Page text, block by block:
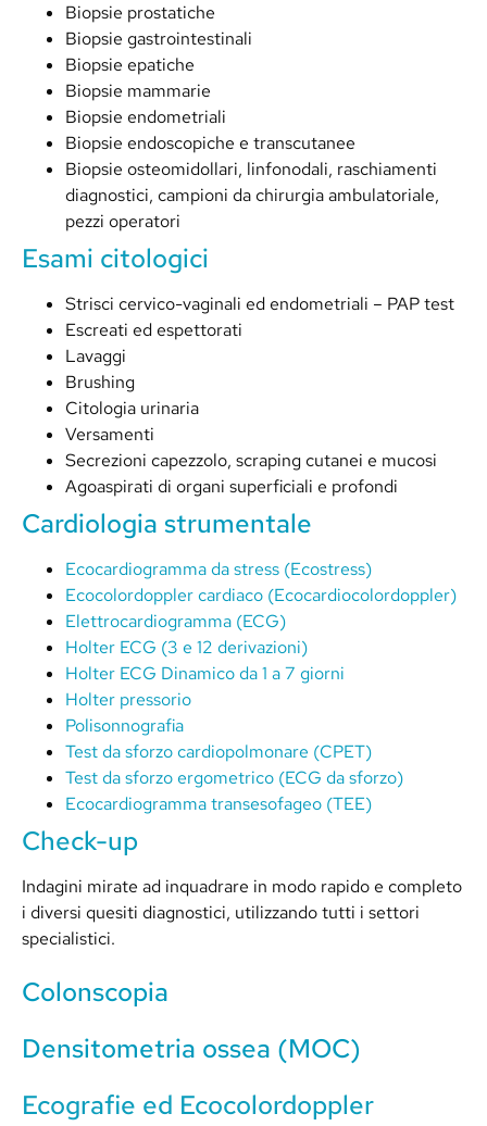
Biopsie prostatiche
Biopsie gastrointestinali
Biopsie epatiche
Biopsie mammarie
Biopsie endometriali
Biopsie endoscopiche e transcutanee
Biopsie osteomidollari, linfonodali, raschiamenti
diagnostici, campioni da chirurgia ambulatoriale,
pezzi operatori
Esami citologici
Strisci cervico-vaginali ed endometriali – PAP test
Escreati ed espettorati
Lavaggi
Brushing
Citologia urinaria
Versamenti
Secrezioni capezzolo, scraping cutanei e mucosi
Agoaspirati di organi superficiali e profondi
Cardiologia strumentale
Ecocardiogramma da stress (Ecostress)
Ecocolordoppler cardiaco (Ecocardiocolordoppler)
Elettrocardiogramma (ECG)
Holter ECG (3 e 12 derivazioni)
Holter ECG Dinamico da 1 a 7 giorni
Holter pressorio
Polisonnografia
Test da sforzo cardiopolmonare (CPET)
Test da sforzo ergometrico (ECG da sforzo)
Ecocardiogramma transesofageo (TEE)
Check-up
Indagini mirate ad inquadrare in modo rapido e completo
i diversi quesiti diagnostici, utilizzando tutti i settori
specialistici.
Colonscopia
Densitometria ossea (MOC)
Ecografie ed Ecocolordoppler